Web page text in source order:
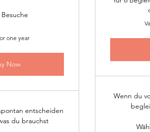
one year
Now
entscheiden
du brauchst
Wenn du